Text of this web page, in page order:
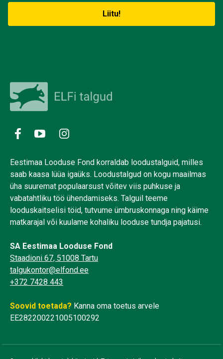
Eestimaa Looduse Fond korraldab loodustalguid, milles
saab kaasa lüüa igaüks. Loodustalgud on kogu maailmas
üha suuremat populaarsust võitev viis puhkuse ja
vabatahtliku töö ühendamiseks. Talguil teeme
looduskaitselisi töid, tutvume ümbruskonnaga ning käime
matkarajal või kuulame kohaliku looduse tundja pajatusi.
SA Eestimaa Looduse Fond
Staadioni 67, 51008 Tartu
talgukontor@elfond.ee
+372 7428 443
Soovid toetada? Kanna oma toetus arvele
EE282200221005100292